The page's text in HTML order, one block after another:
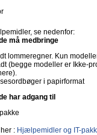
se nedenfor:
må medbringe
lommeregner. Kun
(begge modeller er Ikke-
i papirformat
har adgang til
: Hjælpemidler og IT-